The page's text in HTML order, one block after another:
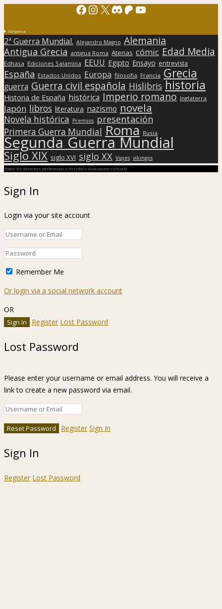
Facebook
Instagram
X Discord
Patreon
YouTube
Sorpresa
2ª Guerra Mundial. Alejandro Magno Alemania
Antigua Grecia antigua Roma Atenas cómic Edad Media
Edhasa Ediciones Salamina EEUU Egipto Ensayo entrevista
España Estados Unidos Europa filosofía Francia Grecia
guerra Guerra civil española Hislibris historia
Historia de España histórica Imperio romano Inglaterra
Japón libros literatura nazismo novela
Novela histórica Premios presentación
Primera Guerra Mundial Roma Rusia
Segunda Guerra Mundial
Siglo XIX siglo XVI siglo XX Viajes vikingos
Todos los derechos pertenecen a Hislibris Asociación cultural
Sign In
Login via your site account
Remember Me
Or login via a social network account
OR
Register Lost Password
Lost Password
Please enter your username or email address. You will receive a
link to create a new password via email.
Register Sign In
Sign In
Register Lost Password